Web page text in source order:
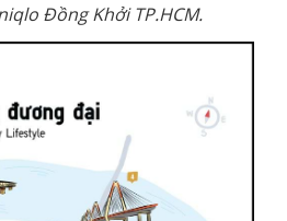
Đồng Khởi TP.HCM.